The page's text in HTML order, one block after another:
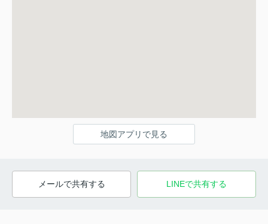
地図アプリで見る
メールで共有する LINEで共有する